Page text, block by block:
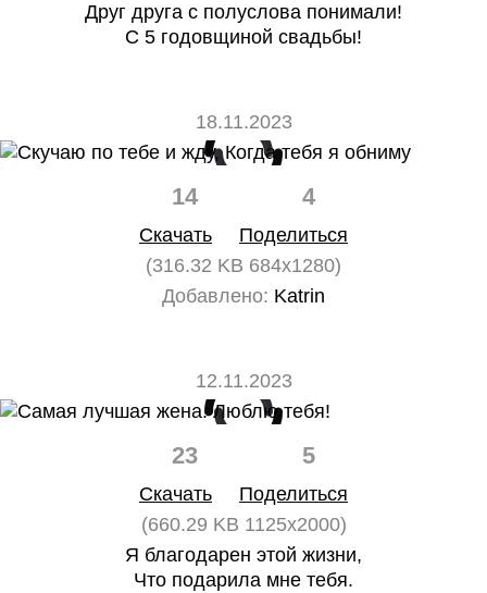
Друг друга с полуслова понимали!
С 5 годовщиной свадьбы!
18.11.2023
14 4
Скачать
Поделиться
(316.32 KB 684x1280)
Добавлено: Katrin
12.11.2023
23 5
Скачать
Поделиться
(660.29 KB 1125x2000)
Я благодарен этой жизни,
Что подарила мне тебя.